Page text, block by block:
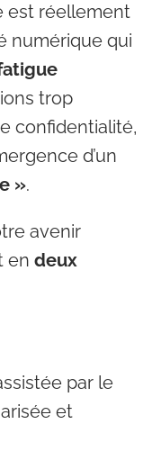
est réellement
numérique qui
trop
confidentialité,
d’un
».
avenir
en deux
par le
et